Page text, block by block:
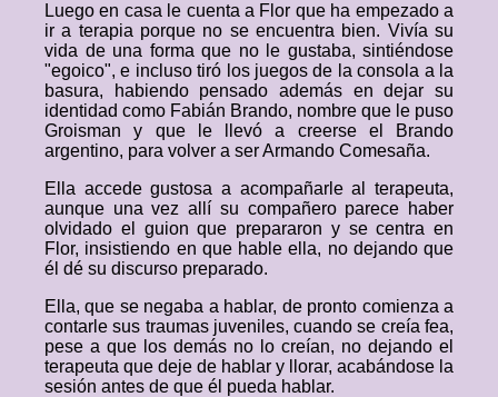
Luego en casa le cuenta a Flor que ha empezado a
ir a terapia porque no se encuentra bien. Vivía su
vida de una forma que no le gustaba, sintiéndose
"egoico", e incluso tiró los juegos de la consola a la
basura, habiendo pensado además en dejar su
identidad como Fabián Brando, nombre que le puso
Groisman y que le llevó a creerse el Brando
argentino, para volver a ser Armando Comesaña.
Ella accede gustosa a acompañarle al terapeuta,
aunque una vez allí su compañero parece haber
olvidado el guion que prepararon y se centra en
Flor, insistiendo en que hable ella, no dejando que
él dé su discurso preparado.
Ella, que se negaba a hablar, de pronto comienza a
contarle sus traumas juveniles, cuando se creía fea,
pese a que los demás no lo creían, no dejando el
terapeuta que deje de hablar y llorar, acabándose la
sesión antes de que él pueda hablar.